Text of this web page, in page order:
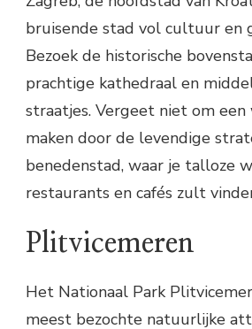
bruisende stad vol cultuur en
Bezoek de historische
prachtige kathedraal en
straatjes. Vergeet niet om
maken door de levendige
benedenstad, waar je talloze
restaurants en cafés zult
Plitvicemeren
Het Nationaal Park
meest bezochte natuurlijke